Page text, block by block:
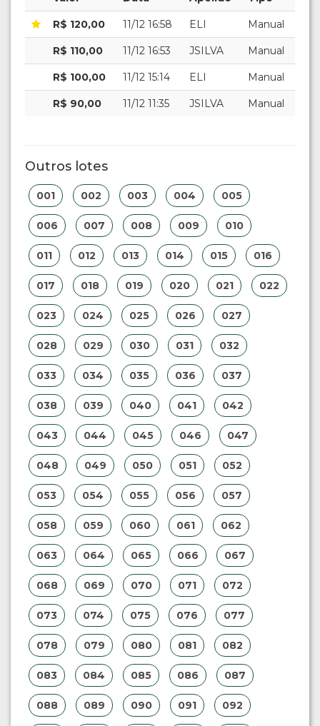
R$ 120,00 11/12 16:58 ELI Manual
R$ 110,00 11/12 16:53 JSILVA Manual
R$ 100,00 11/12 15:14 ELI Manual
R$ 90,00 11/12 11:35 JSILVA Manual
Outros lotes
001 002 003 004 005
006 007 008 009 010
011 012 013 014 015 016
017 018 019 020 021 022
023 024 025 026 027
028 029 030 031 032
033 034 035 036 037
038 039 040 041 042
043 044 045 046 047
048 049 050 051 052
053 054 055 056 057
058 059 060 061 062
063 064 065 066 067
068 069 070 071 072
073 074 075 076 077
078 079 080 081 082
083 084 085 086 087
088 089 090 091 092